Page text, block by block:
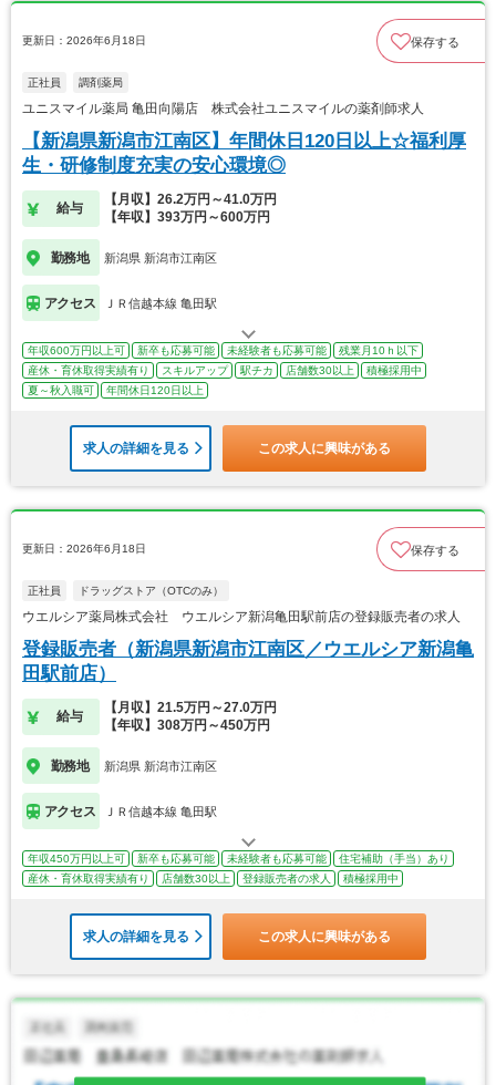
更新日：2026年6月18日 保存する
正社員 調剤薬局
ユニスマイル薬局 亀田向陽店 株式会社ユニスマイルの薬剤師求人
【新潟県新潟市江南区】年間休日120日以上☆福利厚
生・研修制度充実の安心環境◎
給与
【月収】26.2万円～41.0万円
【年収】393万円～600万円
勤務地 新潟県 新潟市江南区
アクセス ＪＲ信越本線 亀田駅
年収600万円以上可 新卒も応募可能 未経験者も応募可能
残業月10ｈ以下
産休・育休取得実績有り
スキルアップ 駅チカ 店舗数30以上
積極採用中
夏～秋入職可
年間休日120日以上
求人の詳細を見る この求人に興味がある
更新日：2026年6月18日 保存する
正社員 ドラッグストア（OTCのみ）
ウエルシア薬局株式会社 ウエルシア新潟亀田駅前店の登録販売者の求人
登録販売者（新潟県新潟市江南区／ウエルシア新潟亀
田駅前店）
給与
【月収】21.5万円～27.0万円
【年収】308万円～450万円
勤務地 新潟県 新潟市江南区
アクセス ＪＲ信越本線 亀田駅
年収450万円以上可 新卒も応募可能 未経験者も応募可能
住宅補助（手当）あり
産休・育休取得実績有り
店舗数30以上 登録販売者の求人 積極採用中
求人の詳細を見る この求人に興味がある